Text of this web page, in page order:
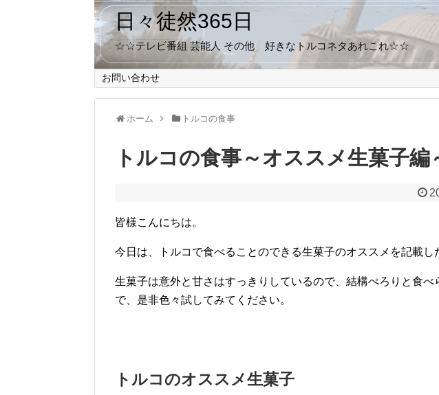
日々徒然365日
☆☆テレビ番組 芸能人 その他 好きなトルコネタあれこれ☆☆
お問い合わせ
ホーム トルコの食事
トルコの食事～オススメ生菓子編
皆様こんにちは。
今日は、トルコで食べることのできる生菓子のオススメを記載し
生菓子は意外と甘さはすっきりしているので、結構ぺろりと食
で、是非色々試してみてください。
トルコのオススメ生菓子